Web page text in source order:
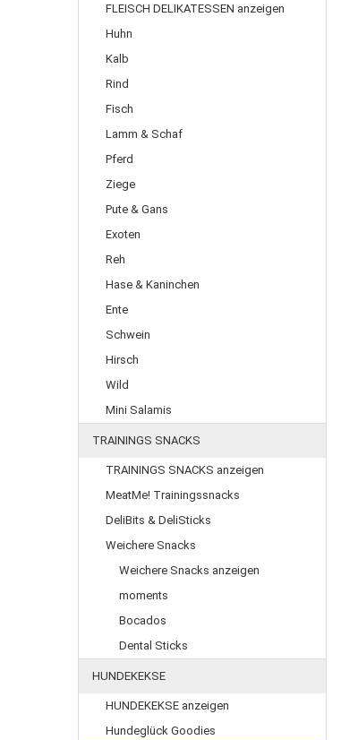
FLEISCH DELIKATESSEN anzeigen
Huhn
Kalb
Rind
Fisch
Lamm & Schaf
Pferd
Ziege
Pute & Gans
Exoten
Reh
Hase & Kaninchen
Ente
Schwein
Hirsch
Wild
Mini Salamis
TRAININGS SNACKS
TRAININGS SNACKS anzeigen
MeatMe! Trainingssnacks
DeliBits & DeliSticks
Weichere Snacks
Weichere Snacks anzeigen
moments
Bocados
Dental Sticks
HUNDEKEKSE
HUNDEKEKSE anzeigen
Hundeglück Goodies